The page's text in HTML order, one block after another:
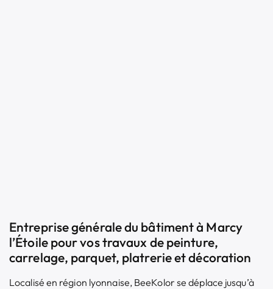
Entreprise générale du bâtiment à Marcy
l’Étoile pour vos travaux de peinture,
carrelage, parquet, platrerie et décoration
Localisé en région lyonnaise, BeeKolor se déplace jusqu’à